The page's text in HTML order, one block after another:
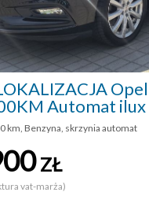
Automat ilux
km, Benzyna, skrzynia automat
ZŁ
vat-marża)